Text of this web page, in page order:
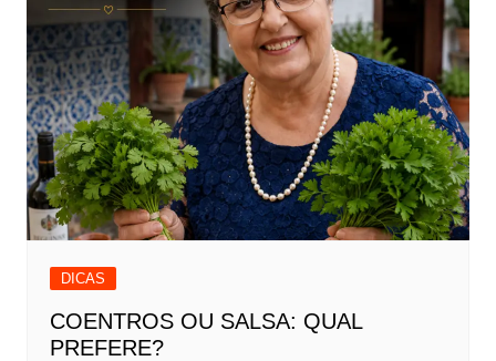
DICAS
COENTROS OU SALSA: QUAL
PREFERE?